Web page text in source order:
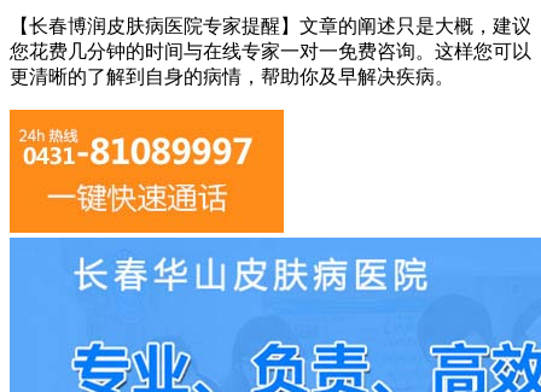
【长春博润皮肤病医院专家提醒】 文章的阐述只是大概，建议
您花费几分钟的时间与在线专家一对一免费咨询。这样您可以
更清晰的了解到自身的病情，帮助你及早解决疾病。